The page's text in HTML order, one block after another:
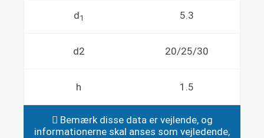
d1 5.3
d2 20/25/30
h 1.5
Bemærk disse data er vejlende, og
informationerne skal anses som vejledende,